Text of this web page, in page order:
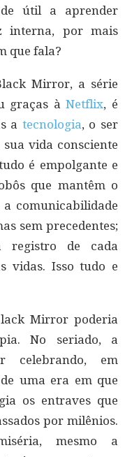
útil a aprender
interna, por mais
que fala?
Mirror, a série
graças àNetflix, é
a tecnologia, o ser
vida consciente
é empolgante e
que mantêm o
comunicabilidade
sem precedentes;
registro de cada
vidas. Isso tudo e
Mirror poderia
No seriado, a
celebrando, em
uma era em que
os entraves que
por milênios.
mesmo a